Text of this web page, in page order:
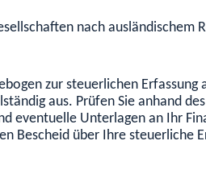
nach ausländischem
zur steuerlichen
aus. Prüfen Sie anhand
eventuelle Unterlagen an Ihr
Bescheid über Ihre steuerliche